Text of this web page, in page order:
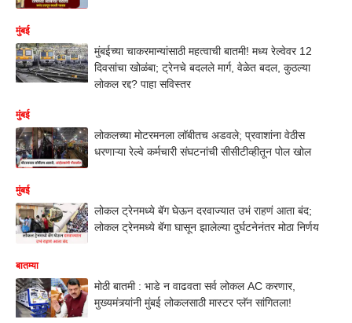
मुंबई
मुंबईच्या चाकरमान्यांसाठी महत्वाची बातमी! मध्य रेल्वेवर 12
दिवसांचा खोळंबा; ट्रेनचे बदलले मार्ग, वेळेत बदल, कुठल्या
लोकल रद्द? पाहा सविस्तर
मुंबई
लोकलच्या मोटरमनला लॉबीतच अडवले; प्रवाशांना वेठीस
धरणाऱ्या रेल्वे कर्मचारी संघटनांची सीसीटीव्हीतून पोल खोल
मुंबई
लोकल ट्रेनमध्ये बॅग घेऊन दरवाज्यात उभं राहणं आता बंद;
लोकल ट्रेनमध्ये बॅगा घासून झालेल्या दुर्घटनेनंतर मोठा निर्णय
बातम्या
मोठी बातमी : भाडे न वाढवता सर्व लोकल AC करणार,
मुख्यमंत्र्यांनी मुंबई लोकलसाठी मास्टर प्लॅन सांगितला!